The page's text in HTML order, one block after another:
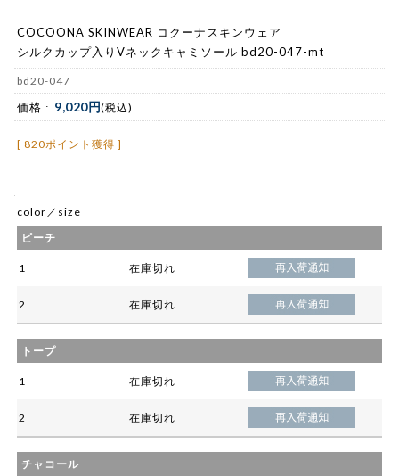
COCOONA SKINWEAR コクーナスキンウェア
シルクカップ入りVネックキャミソール bd20-047-mt
bd20-047
価格 : 9,020円(税込)
[ 820ポイント獲得 ]
color／size
ピーチ
1 在庫切れ
2 在庫切れ
トープ
1 在庫切れ
2 在庫切れ
チャコール